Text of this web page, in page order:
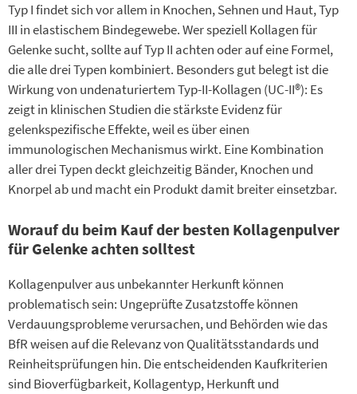
Typ I findet sich vor allem in Knochen, Sehnen und Haut, Typ
III in elastischem Bindegewebe. Wer speziell Kollagen für
Gelenke sucht, sollte auf Typ II achten oder auf eine Formel,
die alle drei Typen kombiniert. Besonders gut belegt ist die
Wirkung von undenaturiertem Typ-II-Kollagen (UC-II®): Es
zeigt in klinischen Studien die stärkste Evidenz für
gelenkspezifische Effekte, weil es über einen
immunologischen Mechanismus wirkt. Eine Kombination
aller drei Typen deckt gleichzeitig Bänder, Knochen und
Knorpel ab und macht ein Produkt damit breiter einsetzbar.
Worauf du beim Kauf der besten Kollagenpulver
für Gelenke achten solltest
Kollagenpulver aus unbekannter Herkunft können
problematisch sein: Ungeprüfte Zusatzstoffe können
Verdauungsprobleme verursachen, und Behörden wie das
BfR weisen auf die Relevanz von Qualitätsstandards und
Reinheitsprüfungen hin. Die entscheidenden Kaufkriterien
sind Bioverfügbarkeit, Kollagentyp, Herkunft und